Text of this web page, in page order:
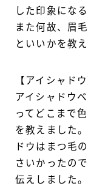
した印象になる
また何故、眉
といいかを教
【アイシャドウ
アイシャドウ
ってどこまで
を教えました
ドウはまつ毛
さいかったの
伝えしました。